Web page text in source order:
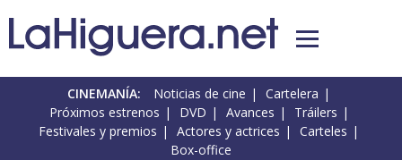
CINEMANÍA: Noticias de cine
Cartelera
Próximos estrenos
DVD Avances
Tráilers
Festivales y premios
Actores y actrices
Carteles
Box-office